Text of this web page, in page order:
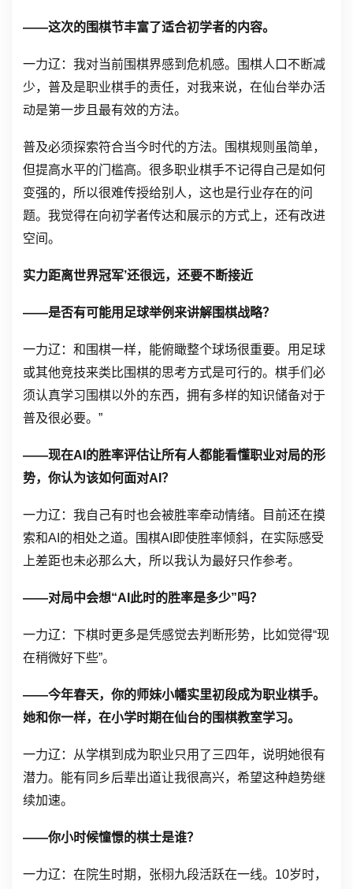
——这次的围棋节丰富了适合初学者的内容。
一力辽：我对当前围棋界感到危机感。围棋人口不断减
少，普及是职业棋手的责任，对我来说，在仙台举办活
动是第一步且最有效的方法。
普及必须探索符合当今时代的方法。围棋规则虽简单，
但提高水平的门槛高。很多职业棋手不记得自己是如何
变强的，所以很难传授给别人，这也是行业存在的问
题。我觉得在向初学者传达和展示的方式上，还有改进
空间。
实力距离世界冠军’还很远，还要不断接近
——是否有可能用足球举例来讲解围棋战略？
一力辽：和围棋一样，能俯瞰整个球场很重要。用足球
或其他竞技来类比围棋的思考方式是可行的。棋手们必
须认真学习围棋以外的东西，拥有多样的知识储备对于
普及很必要。”
——现在AI的胜率评估让所有人都能看懂职业对局的形
势，你认为该如何面对AI？
一力辽：我自己有时也会被胜率牵动情绪。目前还在摸
索和AI的相处之道。围棋AI即使胜率倾斜，在实际感受
上差距也未必那么大，所以我认为最好只作参考。
——对局中会想“AI此时的胜率是多少”吗？
一力辽：下棋时更多是凭感觉去判断形势，比如觉得“现
在稍微好下些”。
——今年春天，你的师妹小幡实里初段成为职业棋手。
她和你一样，在小学时期在仙台的围棋教室学习。
一力辽：从学棋到成为职业只用了三四年，说明她很有
潜力。能有同乡后辈出道让我很高兴，希望这种趋势继
续加速。
——你小时候憧憬的棋士是谁？
一力辽：在院生时期，张栩九段活跃在一线。10岁时，